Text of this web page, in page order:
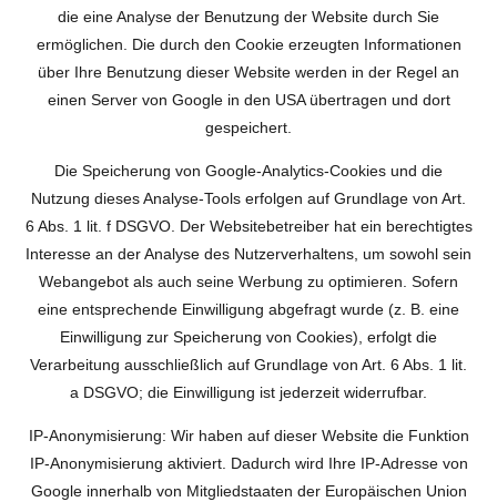
die eine Analyse der Benutzung der Website durch Sie
ermöglichen. Die durch den Cookie erzeugten Informationen
über Ihre Benutzung dieser Website werden in der Regel an
einen Server von Google in den USA übertragen und dort
gespeichert.
Die Speicherung von Google-Analytics-Cookies und die
Nutzung dieses Analyse-Tools erfolgen auf Grundlage von Art.
6 Abs. 1 lit. f DSGVO. Der Websitebetreiber hat ein berechtigtes
Interesse an der Analyse des Nutzerverhaltens, um sowohl sein
Webangebot als auch seine Werbung zu optimieren. Sofern
eine entsprechende Einwilligung abgefragt wurde (z. B. eine
Einwilligung zur Speicherung von Cookies), erfolgt die
Verarbeitung ausschließlich auf Grundlage von Art. 6 Abs. 1 lit.
a DSGVO; die Einwilligung ist jederzeit widerrufbar.
IP-Anonymisierung: Wir haben auf dieser Website die Funktion
IP-Anonymisierung aktiviert. Dadurch wird Ihre IP-Adresse von
Google innerhalb von Mitgliedstaaten der Europäischen Union